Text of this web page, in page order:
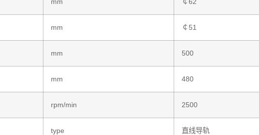
mm ￠51
mm 500
mm 480
rpm/min 2500
type 直线导轨